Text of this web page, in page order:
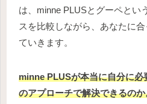
は、minne PLUSとグーペとい
スを比較しながら、あなたに
ていきます。
minne PLUSが本当に自分に必
のアプローチで解決できるのか